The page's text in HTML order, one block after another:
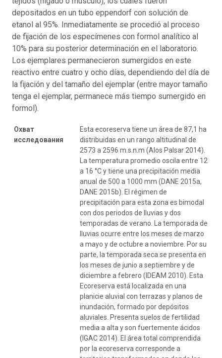
depositados en un tubo eppendorf con solución de
etanol al 95%. Inmediatamente se procedió al proceso
de fijación de los especímenes con formol analítico al
10% para su posterior determinación en el laboratorio.
Los ejemplares permanecieron sumergidos en este
reactivo entre cuatro y ocho días, dependiendo del día de
la fijación y del tamaño del ejemplar (entre mayor tamaño
tenga el ejemplar, permanece más tiempo sumergido en
formol).
Охват
исследования
Esta ecoreserva tiene un área de 87,1 ha
distribuidas en un rango altitudinal de
2573 a 2596 m.s.n.m (Alos Palsar 2014).
La temperatura promedio oscila entre 12
a 16 °C y tiene una precipitación media
anual de 500 a 1000 mm (DANE 2015a,
DANE 2015b). El régimen de
precipitación para esta zona es bimodal
con dos periodos de lluvias y dos
temporadas de verano. La temporada de
lluvias ocurre entre los meses de marzo
a mayo y de octubre a noviembre. Por su
parte, la temporada seca se presenta en
los meses de junio a septiembre y de
diciembre a febrero (IDEAM 2010). Esta
Ecoreserva está localizada en una
planicie aluvial con terrazas y planos de
inundación, formado por depósitos
aluviales. Presenta suelos de fertilidad
media a alta y son fuertemente ácidos
(IGAC 2014). El área total comprendida
por la ecoreserva corresponde a